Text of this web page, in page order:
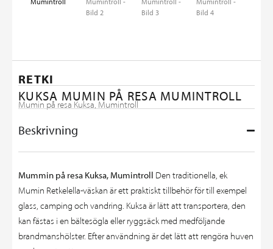
RETKI
KUKSA MUMIN PÅ RESA MUMINTROLL
Mumin på resa Kuksa, Mumintroll
Beskrivning
Mummin på resa Kuksa, Mumintroll Den traditionella, ek
Mumin Retkelella-väskan är ett praktiskt tillbehör för till exempel
glass, camping och vandring. Kuksa är lätt att transportera, den
kan fästas i en bältesögla eller ryggsäck med medföljande
brandmanshölster. Efter användning är det lätt att rengöra huven